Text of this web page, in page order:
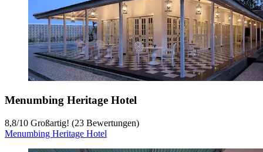
Menumbing Heritage Hotel
8,8/10 Großartig! (23 Bewertungen)
Menumbing Heritage Hotel